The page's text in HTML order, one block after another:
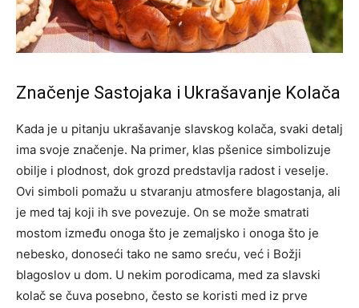
Značenje Sastojaka i Ukrašavanje Kolača
Kada je u pitanju ukrašavanje slavskog kolača, svaki detalj
ima svoje značenje. Na primer, klas pšenice simbolizuje
obilje i plodnost, dok grozd predstavlja radost i veselje.
Ovi simboli pomažu u stvaranju atmosfere blagostanja, ali
je med taj koji ih sve povezuje. On se može smatrati
mostom između onoga što je zemaljsko i onoga što je
nebesko, donoseći tako ne samo sreću, već i Božji
blagoslov u dom. U nekim porodicama, med za slavski
kolač se čuva posebno, često se koristi med iz prve